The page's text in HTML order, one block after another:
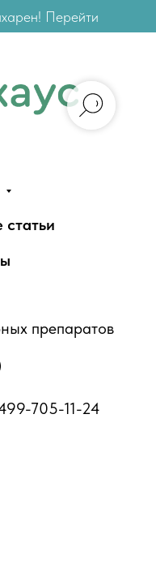
Перейти
препаратов
705-11-24